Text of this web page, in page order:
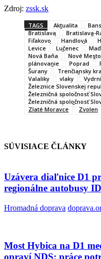
Zdroj: zssk.sk
TAGS Aktualita
Bratislava
Bratislava-
Fiľakovo
Handlová
Levice
Lučenec
Nová Baňa
Nové
plánovanie
Poprad
Šurany
Trenčiansky
Valaliky
vlaky
Železnice Slovenskej
Železničná spoločnosť
Železničná spoločnosť
Zlaté Moravce
Zvolen
SÚVISIACE ČLÁNKY
Uzávera diaľnice D1
regionálne autobusy
Hromadná doprava
Most Hybica na D1